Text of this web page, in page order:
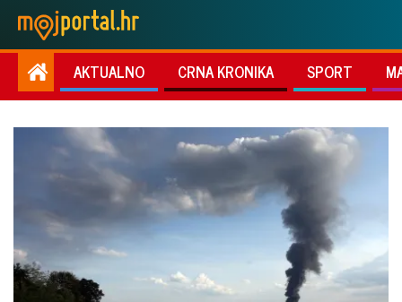
AKTUALNO CRNA KRONIKA SPORT